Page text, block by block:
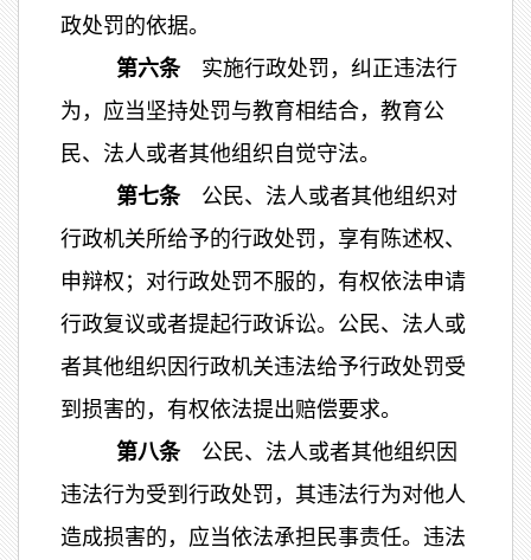
政处罚的依据。
第六条 实施行政处罚，纠正违法行
为，应当坚持处罚与教育相结合，教育公
民、法人或者其他组织自觉守法。
第七条公民、法人或者其他组织对
行政机关所给予的行政处罚，享有陈述权、
申辩权；对行政处罚不服的，有权依法申请
行政复议或者提起行政诉讼。公民、法人或
者其他组织因行政机关违法给予行政处罚受
到损害的，有权依法提出赔偿要求。
第八条 公民、法人或者其他组织因
违法行为受到行政处罚，其违法行为对他人
造成损害的，应当依法承担民事责任。违法